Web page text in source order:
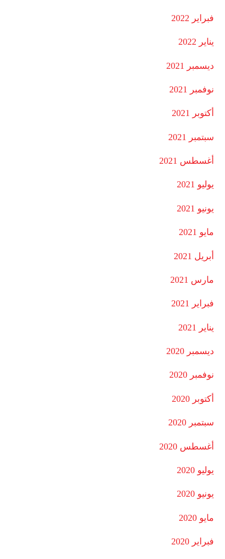
فبراير 2022
يناير 2022
ديسمبر 2021
نوفمبر 2021
أكتوبر 2021
سبتمبر 2021
أغسطس 2021
يوليو 2021
يونيو 2021
مايو 2021
أبريل 2021
مارس 2021
فبراير 2021
يناير 2021
ديسمبر 2020
نوفمبر 2020
أكتوبر 2020
سبتمبر 2020
أغسطس 2020
يوليو 2020
يونيو 2020
مايو 2020
فبراير 2020